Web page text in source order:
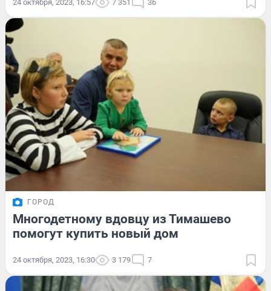
24 октября, 2023, 16:57 7 351 36
ГОРОД
Многодетному вдовцу из Тимашево
помогут купить новый дом
24 октября, 2023, 16:30 3 179 7